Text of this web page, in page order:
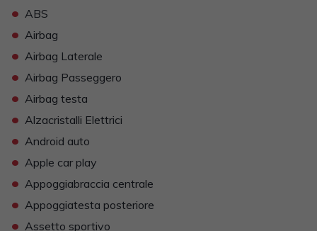
• ABS
• Airbag
• Airbag Laterale
• Airbag Passeggero
• Airbag testa
• Alzacristalli Elettrici
• Android auto
• Apple car play
• Appoggiabraccia centrale
• Appoggiatesta posteriore
• Assetto sportivo